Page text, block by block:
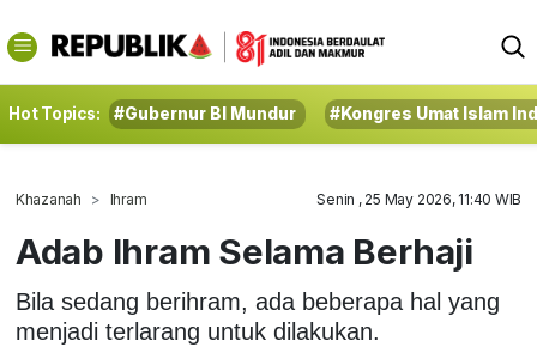
Hot Topics: #Gubernur BI Mundur #Kongres Umat Islam
Khazanah Ihram Senin , 25 May 2026, 11:40 WIB
Adab Ihram Selama Berhaji
Bila sedang berihram, ada beberapa hal yang
menjadi terlarang untuk dilakukan.